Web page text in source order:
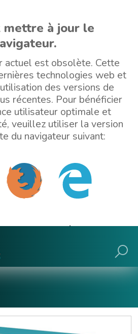
mettre à jour le
actuel est obsolète. Cette
technologies web et
des versions de
récentes. Pour bénéficier
utilisateur optimale et
veuillez utiliser la version
du navigateur suivant:
navigateur obsolète (non